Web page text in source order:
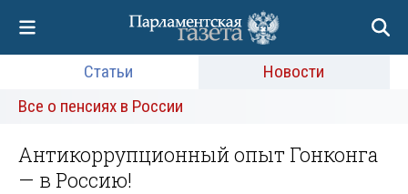
Статьи
Новости
Все о пенсиях в России
Антикоррупционный опыт Гонконга
— в Россию!